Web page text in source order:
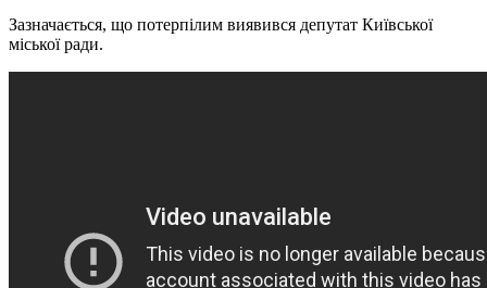
Зазначається, що потерпілим виявився депутат Київської
міської ради.